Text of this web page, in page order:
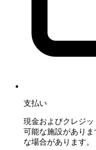
支払い
現金およびクレジ
可能な施設があり
な場合があります。